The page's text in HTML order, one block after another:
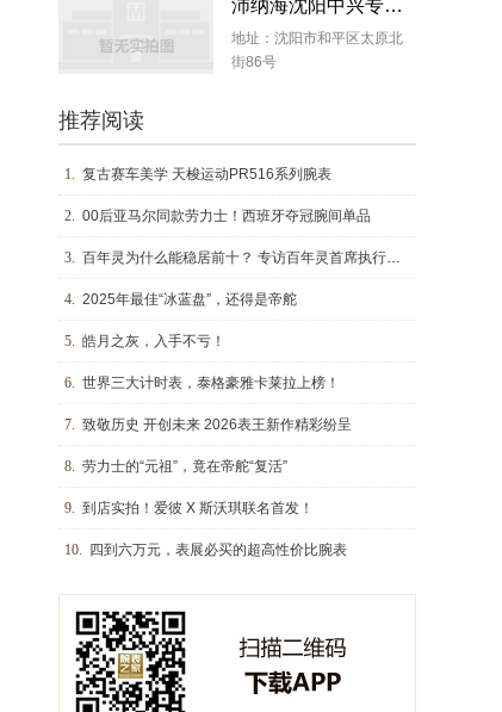
沛纳海沈阳中兴专卖店
地址：沈阳市和平区太原北
街86号
推荐阅读
1. 复古赛车美学 天梭运动PR516系列腕表
2. 00后亚马尔同款劳力士！西班牙夺冠腕间单品
3. 百年灵为什么能稳居前十？ 专访百年灵首席执行官乔治·科恩
4. 2025年最佳“冰蓝盘”，还得是帝舵
5. 皓月之灰，入手不亏！
6. 世界三大计时表，泰格豪雅卡莱拉上榜！
7. 致敬历史 开创未来 2026表王新作精彩纷呈
8. 劳力士的“元祖”，竟在帝舵“复活”
9. 到店实拍！爱彼 X 斯沃琪联名首发！
10. 四到六万元，表展必买的超高性价比腕表